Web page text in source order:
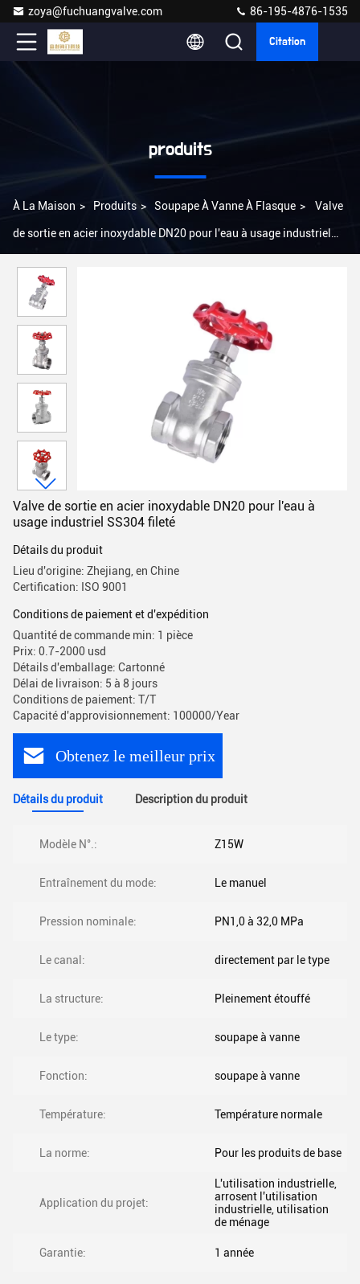
zoya@fuchuangvalve.com 86-195-4876-1535
Citation
produits
À La Maison > Produits > Soupape À Vanne À Flasque > Valve
de sortie en acier inoxydable DN20 pour l'eau à usage industriel
Valve de sortie en acier inoxydable DN20 pour l'eau à
usage industriel SS304 fileté
Détails du produit
Lieu d'origine: Zhejiang, en Chine
Certification: ISO 9001
Conditions de paiement et d'expédition
Quantité de commande min: 1 pièce
Prix: 0.7-2000 usd
Détails d'emballage: Cartonné
Délai de livraison: 5 à 8 jours
Conditions de paiement: T/T
Capacité d'approvisionnement: 100000/Year
Obtenez le meilleur prix
Détails du produit Description du produit
Modèle N°.: Z15W
Entraînement du mode: Le manuel
Pression nominale: PN1,0 à 32,0 MPa
Le canal: directement par le type
La structure: Pleinement étouffé
Le type: soupape à vanne
Fonction: soupape à vanne
Température: Température normale
La norme: Pour les produits de base
Application du projet:
L'utilisation industrielle,
arrosent l'utilisation
industrielle, utilisation
de ménage
Garantie: 1 année